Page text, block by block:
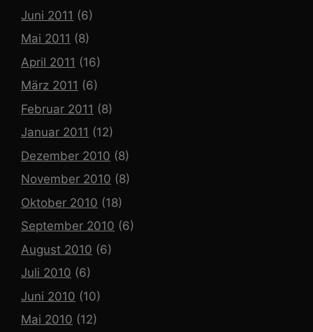
Juni 2011 (6)
Mai 2011 (8)
April 2011 (16)
März 2011 (6)
Februar 2011 (8)
Januar 2011 (12)
Dezember 2010 (8)
November 2010 (8)
Oktober 2010 (18)
September 2010 (6)
August 2010 (6)
Juli 2010 (6)
Juni 2010 (10)
Mai 2010 (12)